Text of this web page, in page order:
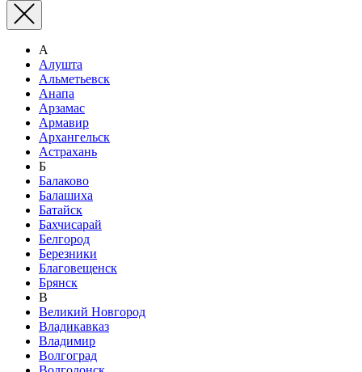
А
Алушта
Альметьевск
Анапа
Арзамас
Армавир
Архангельск
Астрахань
Б
Балаково
Балашиха
Батайск
Бахчисарай
Белгород
Березники
Благовещенск
Брянск
В
Великий Новгород
Владикавказ
Владимир
Волгоград